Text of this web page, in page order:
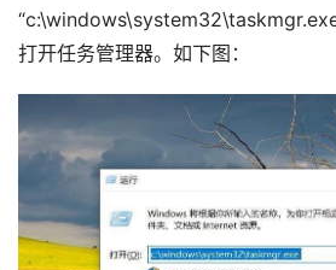
打开任务管理器。如下图：